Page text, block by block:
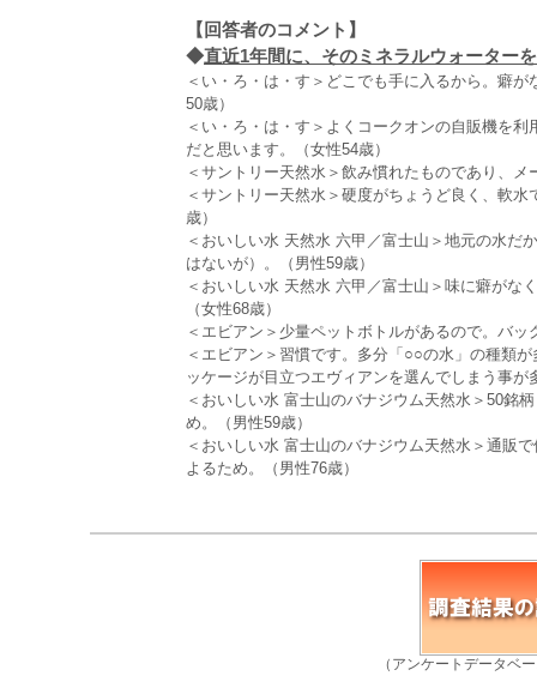
【回答者のコメント】
◆直近1年間に、そのミネラルウォーター
＜い・ろ・は・す＞どこでも手に入るから。癖
50歳）
＜い・ろ・は・す＞よくコークオンの自販機を
だと思います。（女性54歳）
＜サントリー天然水＞飲み慣れたものであり、
＜サントリー天然水＞硬度がちょうど良く、軟
歳）
＜おいしい水 天然水 六甲／富士山＞地元の水だ
はないが）。（男性59歳）
＜おいしい水 天然水 六甲／富士山＞味に癖がな
（女性68歳）
＜エビアン＞少量ペットボトルがあるので。バ
＜エビアン＞習慣です。多分「○○の水」の種類
ッケージが目立つエヴィアンを選んでしまう事
＜おいしい水 富士山のバナジウム天然水＞50銘
め。（男性59歳）
＜おいしい水 富士山のバナジウム天然水＞通販
よるため。（男性76歳）
（アンケートデータベ